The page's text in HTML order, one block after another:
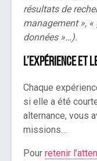
résultats de
management »,
données »…).
L’expérience et
Chaque
si elle a été
alternance, vous
missions…
Pour retenir